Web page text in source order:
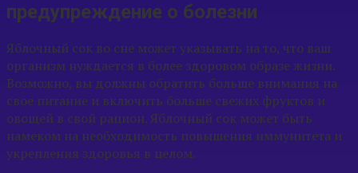
предупреждение о болезни
Яблочный сок во сне может указывать на то, что ваш
организм нуждается в более здоровом образе жизни.
Возможно, вы должны обратить больше внимания на
свое питание и включить больше свежих фруктов и
овощей в свой рацион. Яблочный сок может быть
намеком на необходимость повышения иммунитета и
укрепления здоровья в целом.